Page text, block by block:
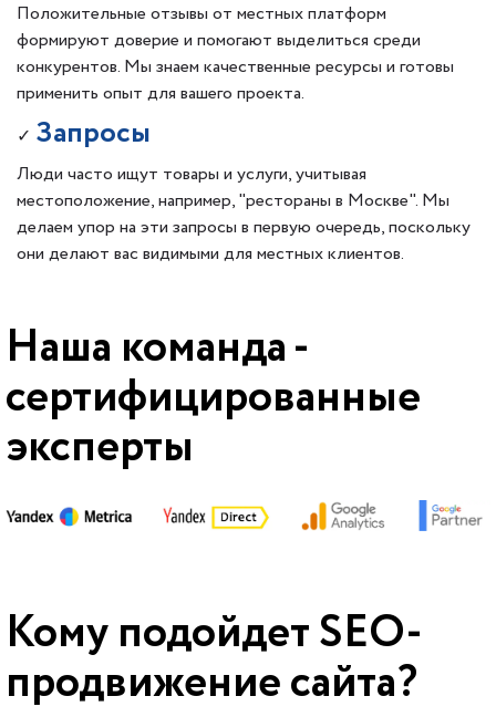
Положительные отзывы от местных платформ
формируют доверие и помогают выделиться среди
конкурентов. Мы знаем качественные ресурсы и готовы
применить опыт для вашего проекта.
✓ Запросы
Люди часто ищут товары и услуги, учитывая
местоположение, например, "рестораны в Москве". Мы
делаем упор на эти запросы в первую очередь, поскольку
они делают вас видимыми для местных клиентов.
Наша команда -
сертифицированные
эксперты
Кому подойдет SEO-
продвижение сайта?